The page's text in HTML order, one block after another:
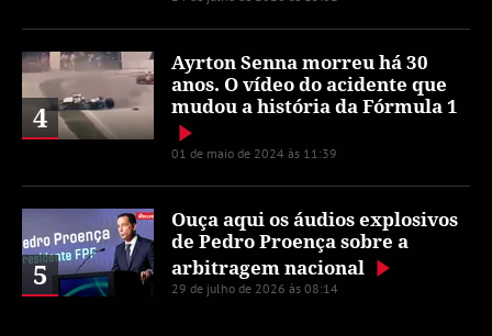
4
Ayrton Senna morreu há 30
anos. O vídeo do acidente que
mudou a história da Fórmula 1
01 de maio de 2024 às 11:39
5
Ouça aqui os áudios explosivos
de Pedro Proença sobre a
arbitragem nacional
29 de julho de 2026 às 08:14